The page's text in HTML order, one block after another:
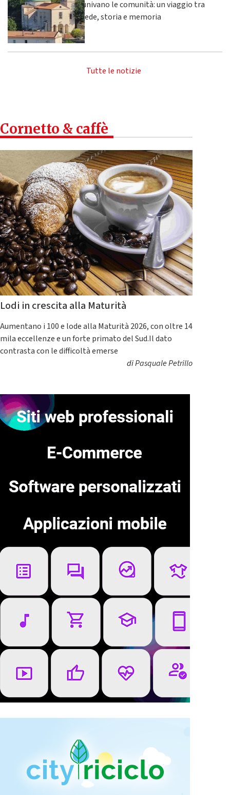
univano le comunità: un viaggio tra
fede, storia e memoria
Tutte le notizie
Cornetto & caffè
Lodi in crescita alla Maturità
Aumentano i 100 e lode alla Maturità 2026, con oltre 14
mila eccellenze e un forte primato del Sud.Il dato
contrasta con le difficoltà emerse
diPasquale Petrillo